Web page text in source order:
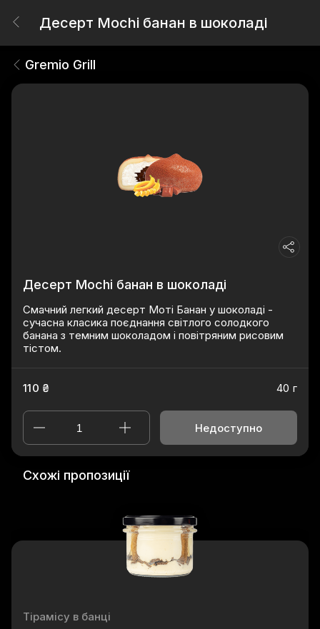
Десерт Mochi банан в шоколаді
Gremio Grill
Десерт Mochi банан в шоколаді
Смачний легкий десерт Моті Банан у шоколаді -
сучасна класика поєднання світлого солодкого
банана з темним шоколадом і повітряним рисовим
тістом.
110 ₴ 40 г
Недоступно
Схожі пропозиції
Тірамісу в банці